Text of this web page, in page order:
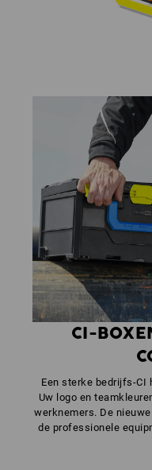
CI-
Een sterke bedrijfs-CI
Uw logo en
werknemers. De
de professionele